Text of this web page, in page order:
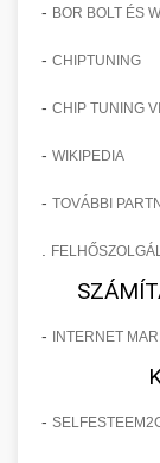
- BOR BOLT ÉS
- CHIPTUNING
- CHIP TUNING
- WIKIPEDIA
- TOVÁBBI
- INTERNET
-